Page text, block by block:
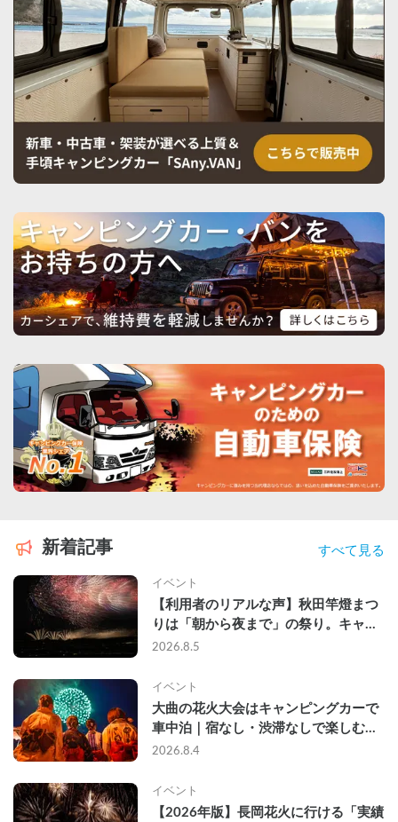
新着記事 すべて見る
イベント
【利用者のリアルな声】秋田竿燈まつ
りは「朝から夜まで」の祭り。キャン
ピングカーで行った2組の記録
2026.8.5
イベント
大曲の花火大会はキャンピングカーで
車中泊｜宿なし・渋滞なしで楽しむ
2026年完全ガイド
2026.8.4
イベント
【2026年版】長岡花火に行ける「実績